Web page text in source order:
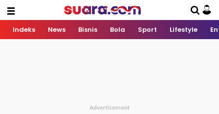
Indeks News Bisnis Bola Sport Lifestyle